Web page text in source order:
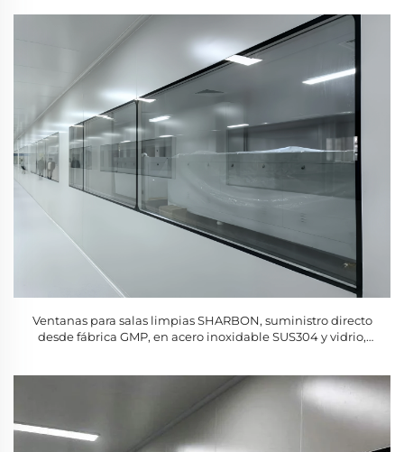
Ventanas para salas limpias SHARBON, suministro directo
desde fábrica GMP, en acero inoxidable SUS304 y vidrio,